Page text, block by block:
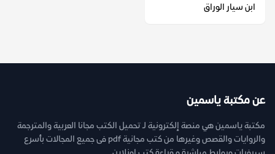
ابن سيار الوراق
عن مكتبة ياسمين
مكتبة ياسمين هي منصة إلكترونية لـ تحميل الكتب مجانا العربية والمترجمة
والروايات والقصص وغيرها من كتب مجانية pdf فى جميع المجالات بأسرع